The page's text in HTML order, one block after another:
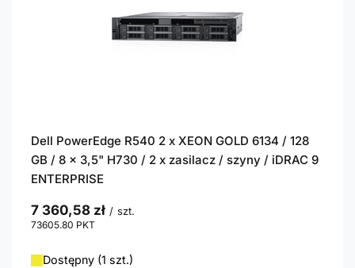
Dell PowerEdge R540 2 x XEON GOLD 6134 / 128
GB / 8 x 3,5" H730 / 2 x zasilacz / szyny / iDRAC 9
ENTERPRISE
7 360,58 zł / szt.
73605.80 PKT
Dostępny (1 szt.)